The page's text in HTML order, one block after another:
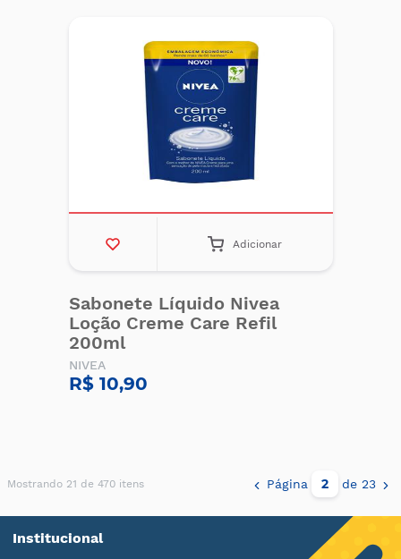
Adicionar
Sabonete Líquido Nivea
Loção Creme Care Refil
200ml
NIVEA
R$ 10,90
Mostrando 21 de 470 itens Página de 23
Institucional